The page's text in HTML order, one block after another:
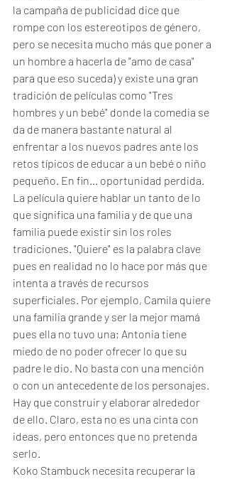
la campaña de publicidad dice que
rompe con los estereotipos de género,
pero se necesita mucho más que poner a
un hombre a hacerla de "amo de casa"
para que eso suceda) y existe una gran
tradición de películas como "Tres
hombres y un bebé" donde la comedia se
da de manera bastante natural al
enfrentar a los nuevos padres ante los
retos típicos de educar a un bebé o niño
pequeño. En fin... oportunidad perdida.
La película quiere hablar un tanto de lo
que significa una familia y de que una
familia puede existir sin los roles
tradiciones. "Quiere" es la palabra clave
pues en realidad no lo hace por más que
intenta a través de recursos
superficiales. Por ejemplo, Camila quiere
una familia grande y ser la mejor mamá
pues ella no tuvo una; Antonia tiene
miedo de no poder ofrecer lo que su
padre le dio. No basta con una mención
o con un antecedente de los personajes.
Hay que construir y elaborar alrededor
de ello. Claro, esta no es una cinta con
ideas, pero entonces que no pretenda
serlo.
Koko Stambuck necesita recuperar la